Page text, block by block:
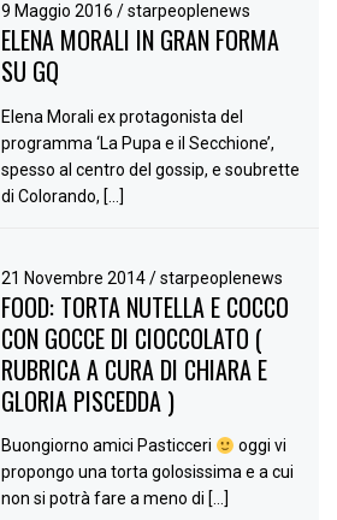
9 Maggio 2016/ starpeoplenews
ELENA MORALI IN GRAN FORMA
SU GQ
Elena Morali ex protagonista del
programma ‘La Pupa e il Secchione’,
spesso al centro del gossip, e soubrette
di Colorando, […]
21 Novembre 2014/ starpeoplenews
FOOD: TORTA NUTELLA E COCCO
CON GOCCE DI CIOCCOLATO (
RUBRICA A CURA DI CHIARA E
GLORIA PISCEDDA )
Buongiorno amici Pasticceri
oggi vi
propongo una torta golosissima e a cui
non si potrà fare a meno di […]